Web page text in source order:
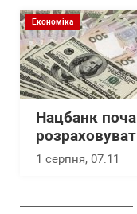
Економіка
Нацбанк
1 серпня, 07:11